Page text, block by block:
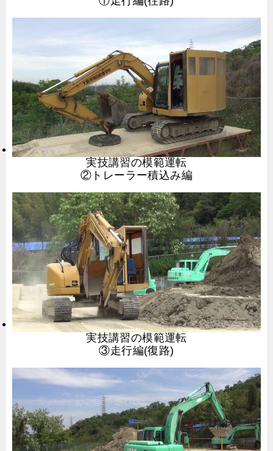
実技講習の模範運転
②トレーラー積込み編
実技講習の模範運転
③走行編(復路)